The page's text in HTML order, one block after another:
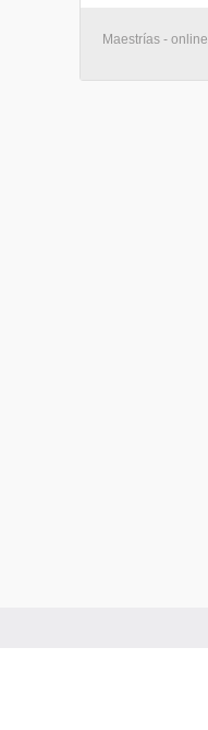
Maestrías - online